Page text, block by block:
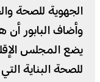
الجهوية للصحة
وأضاف البابور
يضع المجلس
للصحة البناية